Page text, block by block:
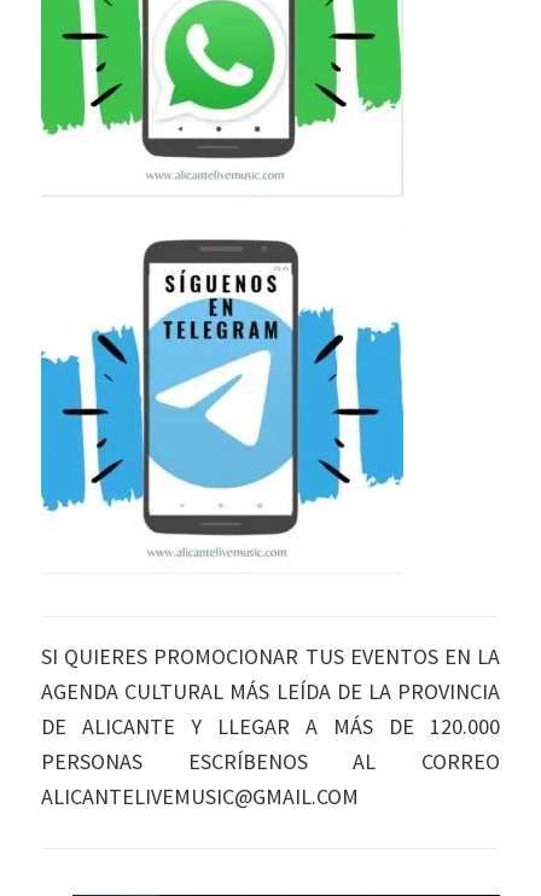
SI QUIERES PROMOCIONAR TUS EVENTOS EN LA
AGENDA CULTURAL MÁS LEÍDA DE LA PROVINCIA
DE ALICANTE Y LLEGAR A MÁS DE 120.000
PERSONAS ESCRÍBENOS AL CORREO
ALICANTELIVEMUSIC@GMAIL.COM